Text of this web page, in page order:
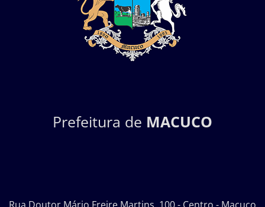
Prefeitura de MACUCO